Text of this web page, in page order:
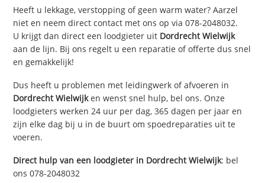
Heeft u lekkage, verstopping of geen warm water? Aarzel
niet en neem direct contact met ons op via 078-2048032.
U krijgt dan direct een loodgieter uit Dordrecht Wielwijk
aan de lijn. Bij ons regelt u een reparatie of offerte dus snel
en gemakkelijk!
Dus heeft u problemen met leidingwerk of afvoeren in
Dordrecht Wielwijken wenst snel hulp, bel ons. Onze
loodgieters werken 24 uur per dag, 365 dagen per jaar en
zijn elke dag bij u in de buurt om spoedreparaties uit te
voeren.
Direct hulp van een loodgieter in Dordrecht Wielwijk: bel
ons 078-2048032